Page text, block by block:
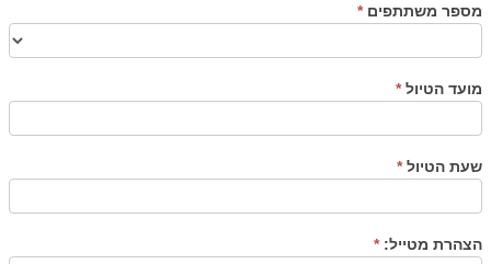
מספר משתתפים*
מועד הטיול*
שעת הטיול*
הצהרת מטייל:*